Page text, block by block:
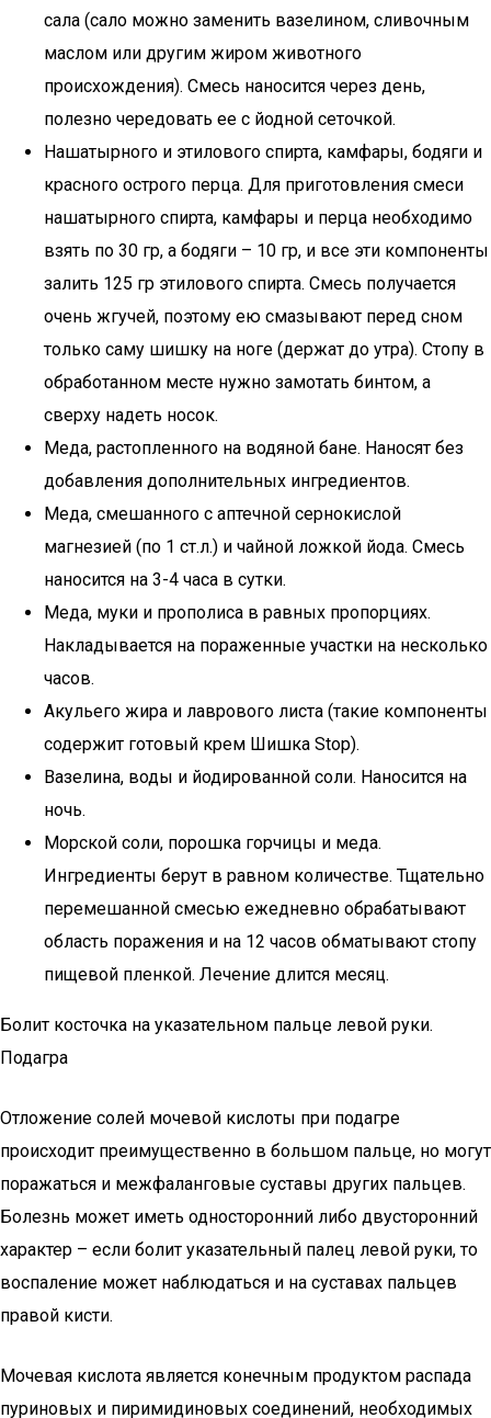
сала (сало можно заменить вазелином, сливочным
маслом или другим жиром животного
происхождения). Смесь наносится через день,
полезно чередовать ее с йодной сеточкой.
Нашатырного и этилового спирта, камфары, бодяги и
красного острого перца. Для приготовления смеси
нашатырного спирта, камфары и перца необходимо
взять по 30 гр, а бодяги – 10 гр, и все эти компоненты
залить 125 гр этилового спирта. Смесь получается
очень жгучей, поэтому ею смазывают перед сном
только саму шишку на ноге (держат до утра). Стопу в
обработанном месте нужно замотать бинтом, а
сверху надеть носок.
Меда, растопленного на водяной бане. Наносят без
добавления дополнительных ингредиентов.
Меда, смешанного с аптечной сернокислой
магнезией (по 1 ст.л.) и чайной ложкой йода. Смесь
наносится на 3-4 часа в сутки.
Меда, муки и прополиса в равных пропорциях.
Накладывается на пораженные участки на несколько
часов.
Акульего жира и лаврового листа (такие компоненты
содержит готовый крем Шишка Stop).
Вазелина, воды и йодированной соли. Наносится на
ночь.
Морской соли, порошка горчицы и меда.
Ингредиенты берут в равном количестве. Тщательно
перемешанной смесью ежедневно обрабатывают
область поражения и на 12 часов обматывают стопу
пищевой пленкой. Лечение длится месяц.
Болит косточка на указательном пальце левой руки.
Подагра
Отложение солей мочевой кислоты при подагре
происходит преимущественно в большом пальце, но могут
поражаться и межфаланговые суставы других пальцев.
Болезнь может иметь односторонний либо двусторонний
характер – если болит указательный палец левой руки, то
воспаление может наблюдаться и на суставах пальцев
правой кисти.
Мочевая кислота является конечным продуктом распада
пуриновых и пиримидиновых соединений, необходимых